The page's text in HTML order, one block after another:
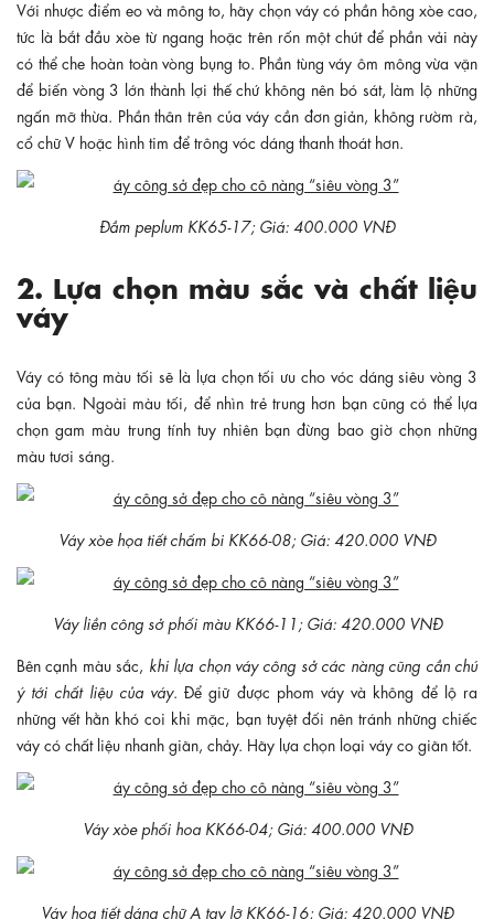
Với nhược điểm eo và mông to, hãy chọn váy có phần hông xòe cao,
tức là bắt đầu xòe từ ngang hoặc trên rốn một chút để phần vải này
có thể che hoàn toàn vòng bụng to. Phần tùng váy ôm mông vừa vặn
để biến vòng 3 lớn thành lợi thế chứ không nên bó sát, làm lộ những
ngấn mỡ thừa. Phần thân trên của váy cần đơn giản, không rườm rà,
cổ chữ V hoặc hình tim để trông vóc dáng thanh thoát hơn.
Đầm peplum KK65-17; Giá: 400.000 VNĐ
2. Lựa chọn màu sắc và chất liệu
váy
Váy có tông màu tối sẽ là lựa chọn tối ưu cho vóc dáng siêu vòng 3
của bạn. Ngoài màu tối, để nhìn trẻ trung hơn bạn cũng có thể lựa
chọn gam màu trung tính tuy nhiên bạn đừng bao giờ chọn những
màu tươi sáng.
Váy xòe họa tiết chấm bi KK66-08; Giá: 420.000 VNĐ
Váy liền công sở phối màu KK66-11; Giá: 420.000 VNĐ
Bên cạnh màu sắc, khi lựa chọn váy công sở các nàng cũng cần chú
ý tới chất liệu của váy. Để giữ được phom váy và không để lộ ra
những vết hằn khó coi khi mặc, bạn tuyệt đối nên tránh những chiếc
váy có chất liệu nhanh giãn, chảy. Hãy lựa chọn loại váy co giãn tốt.
Váy xòe phối hoa KK66-04; Giá: 400.000 VNĐ
Váy họa tiết dáng chữ A tay lỡ KK66-16; Giá: 420.000 VNĐ